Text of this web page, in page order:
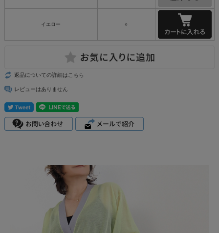
イエロー ○
返品についての詳細はこちら
レビューはありません